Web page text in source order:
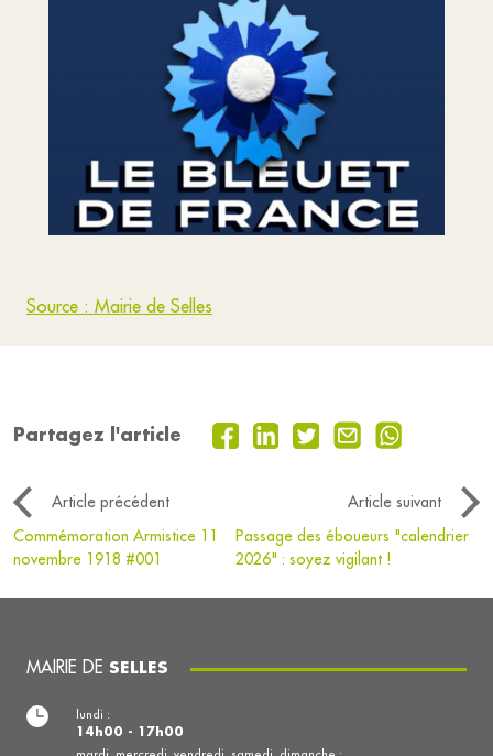
Source : Mairie de Selles
Partagez l'article
Article précédent
Article suivant
Commémoration Armistice 11
novembre 1918 #001
Passage des éboueurs "calendrier
2026" : soyez vigilant !
MAIRIE DE SELLES
lundi :
14h00 - 17h00